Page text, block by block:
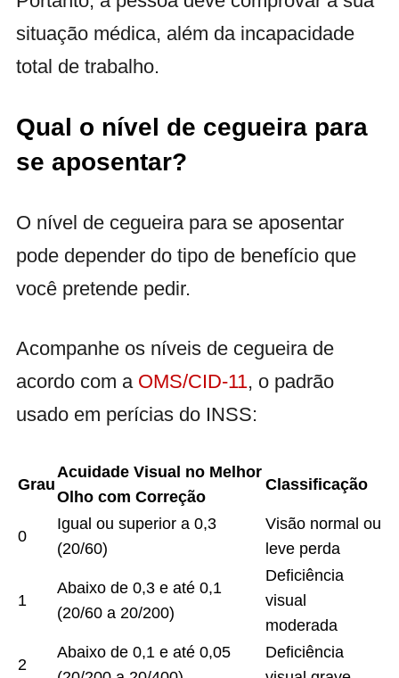
situação médica, além da incapacidade
total de trabalho.
Qual o nível de cegueira para
se aposentar?
O nível de cegueira para se aposentar
pode depender do tipo de benefício que
você pretende pedir.
Acompanhe os níveis de cegueira de
acordo com a OMS/CID-11, o padrão
usado em perícias do INSS:
Grau
Acuidade Visual no Melhor
Olho com Correção
Classificação
0
Igual ou superior a 0,3
(20/60)
Visão normal ou
leve perda
1
Abaixo de 0,3 e até 0,1
(20/60 a 20/200)
Deficiência
visual
moderada
2
Abaixo de 0,1 e até 0,05
Deficiência